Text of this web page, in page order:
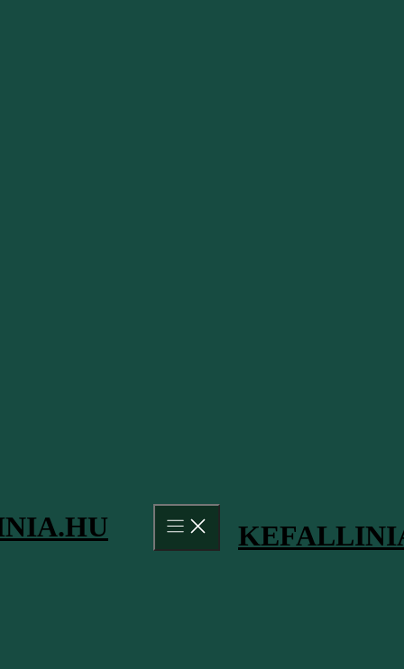
2011 óta járjuk a szigetet, és
megismerhesse Kefalonia
és strandokat, amelyeket mi